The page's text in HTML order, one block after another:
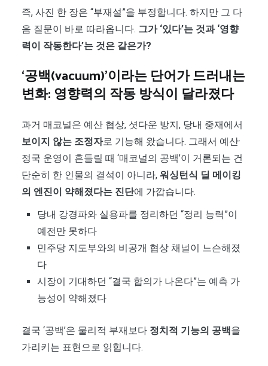
즉, 사진 한 장은 “부재설”을 부정합니다. 하지만 그 다
음 질문이 바로 따라옵니다. 그가 ‘있다’는 것과 ‘영향
력이 작동한다’는 것은 같은가?
‘공백(vacuum)’이라는 단어가 드러내는
변화: 영향력의 작동 방식이 달라졌다
과거 매코널은 예산 협상, 셧다운 방지, 당내 중재에서
보이지 않는 조정자로 기능해 왔습니다. 그래서 예산·
정국 운영이 흔들릴 때 ‘매코널의 공백’이 거론되는 건
단순히 한 인물의 결석이 아니라, 워싱턴식 딜 메이킹
의 엔진이 약해졌다는 진단에 가깝습니다.
당내 강경파와 실용파를 정리하던 “정리 능력”이
예전만 못하다
민주당 지도부와의 비공개 협상 채널이 느슨해졌
다
시장이 기대하던 “결국 합의가 나온다”는 예측 가
능성이 약해졌다
결국 ‘공백’은 물리적 부재보다 정치적 기능의 공백을
가리키는 표현으로 읽힙니다.